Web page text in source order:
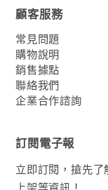
顧客服務
常見問題
購物說明
銷售據點
聯絡我們
企業合作諮詢
訂閱電子報
立即訂閱，搶先